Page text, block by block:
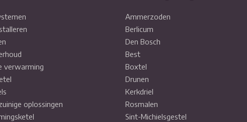
VLOERVERWARMING
WATERONTHARDERS
SERVICE (ONDERHOUDSCONTRACT)
verwarming
oplossingen
Ammerzoden
Berlicum
Den Bosch
Best
Boxtel
Drunen
Kerkdriel
Rosmalen
Sint-Michielsgestel